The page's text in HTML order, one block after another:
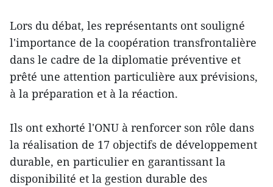
Lors du débat, les représentants ont souligné
l'importance de la coopération transfrontalière
dans le cadre de la diplomatie préventive et
prêté une attention particulière aux prévisions,
à la préparation et à la réaction.
Ils ont exhorté l'ONU à renforcer son rôle dans
la réalisation de 17 objectifs de développement
durable, en particulier en garantissant la
disponibilité et la gestion durable des